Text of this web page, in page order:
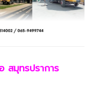
สมุทรปราการ